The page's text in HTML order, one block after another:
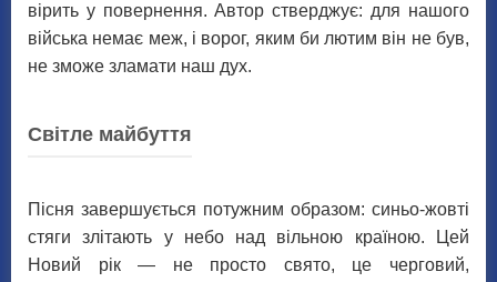
вірить у повернення. Автор стверджує: для нашого
війська немає меж, і ворог, яким би лютим він не був,
не зможе зламати наш дух.
Світле майбуття
Пісня завершується потужним образом: синьо-жовті
стяги злітають у небо над вільною країною. Цей
Новий рік — не просто свято, це черговий,